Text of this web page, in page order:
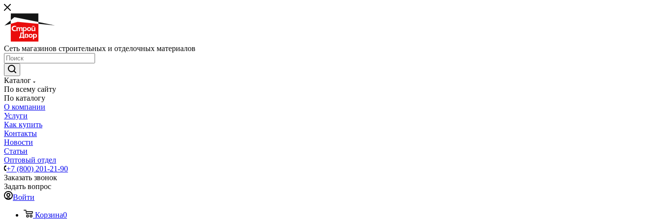
Сеть магазинов строительных и отделочных материалов
Каталог
По всему сайту
По каталогу
О компании
Услуги
Как купить
Контакты
Новости
Статьи
Оптовый отдел
+7 (800) 201-21-90
Заказать звонок
Задать вопрос
Войти
Корзина0